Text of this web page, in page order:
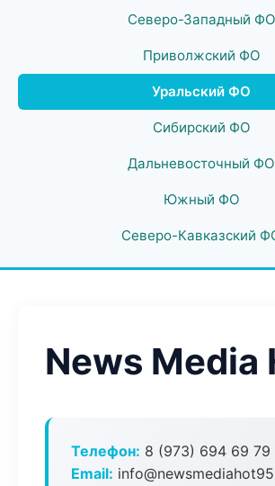
Северо-Западный ФО
Приволжский ФО
Уральский ФО
Сибирский ФО
Дальневосточный ФО
Южный ФО
Северо-Кавказский
News Media
Телефон: 8 (973) 694 69 79
Email: